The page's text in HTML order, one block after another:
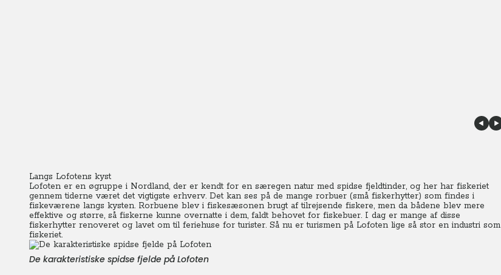
Langs Lofotens kyst
Lofoten er en øgruppe i Nordland, der er kendt for en særegen natur med spidse fjeldtinder, og her har fiskeriet
gennem tiderne været det vigtigste erhverv. Det kan ses på de mange rorbuer (små fiskerhytter) som findes i
fiskeværene langs kysten. Rorbuene blev i fiskesæsonen brugt af tilrejsende fiskere, men da bådene blev mere
effektive og større, så fiskerne kunne overnatte i dem, faldt behovet for fiskebuer. I dag er mange af disse
fiskerhytter renoveret og lavet om til feriehuse for turister. Så nu er turismen på Lofoten lige så stor en industri som
fiskeriet.
De karakteristiske spidse fjelde på Lofoten